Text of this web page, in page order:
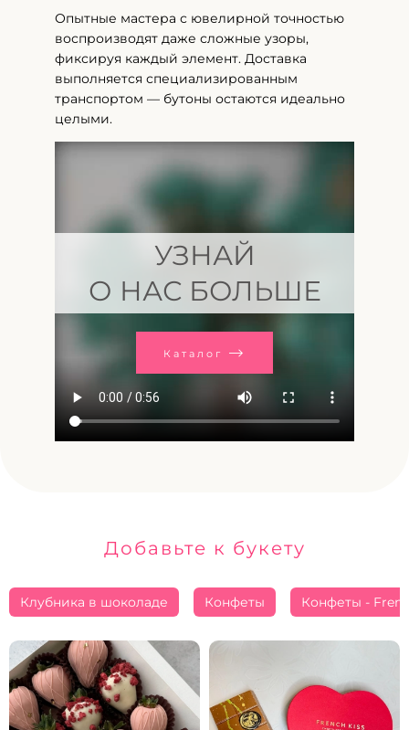
Опытные мастера с ювелирной точностью
воспроизводят даже сложные узоры,
фиксируя каждый элемент. Доставка
выполняется специализированным
транспортом — бутоны остаются идеально
целыми.
УЗНАЙ
О НАС БОЛЬШЕ
Каталог
Добавьте к букету
Клубника в шоколаде Конфеты Конфеты -